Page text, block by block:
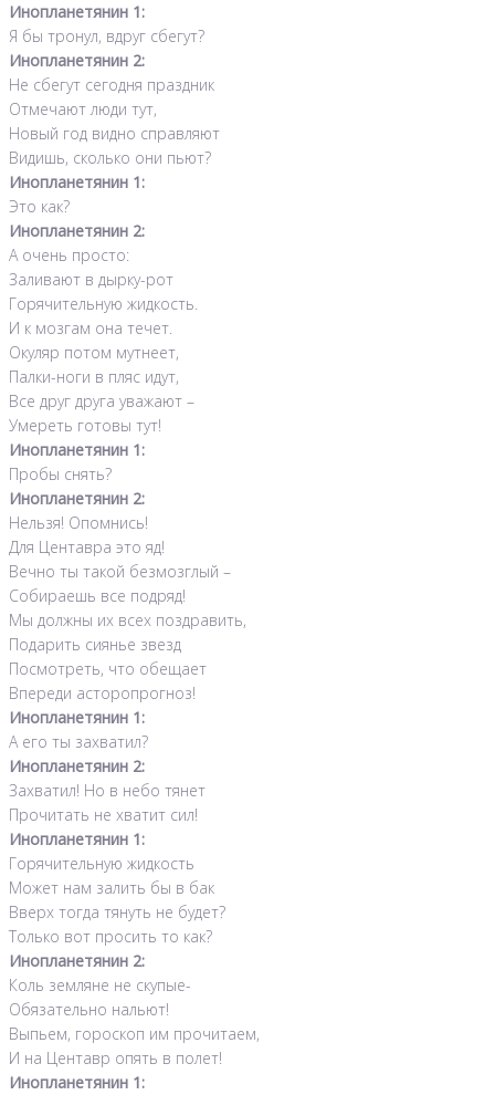
Инопланетянин 1:
Я бы тронул, вдруг сбегут?
Инопланетянин 2:
Не сбегут сегодня праздник
Отмечают люди тут,
Новый год видно справляют
Видишь, сколько они пьют?
Инопланетянин 1:
Это как?
Инопланетянин 2:
А очень просто:
Заливают в дырку-рот
Горячительную жидкость.
И к мозгам она течет.
Окуляр потом мутнеет,
Палки-ноги в пляс идут,
Все друг друга уважают –
Умереть готовы тут!
Инопланетянин 1:
Пробы снять?
Инопланетянин 2:
Нельзя! Опомнись!
Для Центавра это яд!
Вечно ты такой безмозглый –
Собираешь все подряд!
Мы должны их всех поздравить,
Подарить сиянье звезд
Посмотреть, что обещает
Впереди асторопрогноз!
Инопланетянин 1:
А его ты захватил?
Инопланетянин 2:
Захватил! Но в небо тянет
Прочитать не хватит сил!
Инопланетянин 1:
Горячительную жидкость
Может нам залить бы в бак
Вверх тогда тянуть не будет?
Только вот просить то как?
Инопланетянин 2:
Коль земляне не скупые-
Обязательно нальют!
Выпьем, гороскоп им прочитаем,
И на Центавр опять в полет!
Инопланетянин 1: